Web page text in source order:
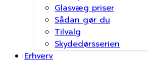
Glasvæg priser
Sådan gør du
Tilvalg
Skydedørsserien
Erhverv